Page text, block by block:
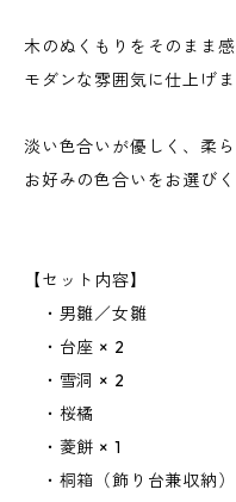
木のぬくもりをそのまま
モダンな雰囲気に仕上げま
淡い色合いが優しく、柔
お好みの色合いをお選びく
【セット内容】
・男雛／女雛
・台座 × 2
・雪洞 × 2
・桜橘
・菱餅 × 1
・桐箱（飾り台兼収納）